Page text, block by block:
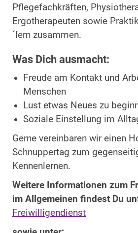
Pflegefachkräften,
Ergotherapeuten sowie
´lern zusammen.
Was Dich ausmacht:
Freude am Kontakt und
Menschen
Lust etwas Neues zu
Soziale Einstellung im
Gerne vereinbaren wir einen
Schnuppertag zum
Kennenlernen.
Weitere Informationen zum
im Allgemeinen findest Du
Freiwilligendienst